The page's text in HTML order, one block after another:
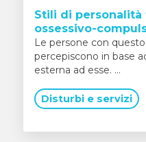
Stili di
ossessivo-
Le persone con
percepiscono in base
esterna ad esse. ...
Disturbi e servizi